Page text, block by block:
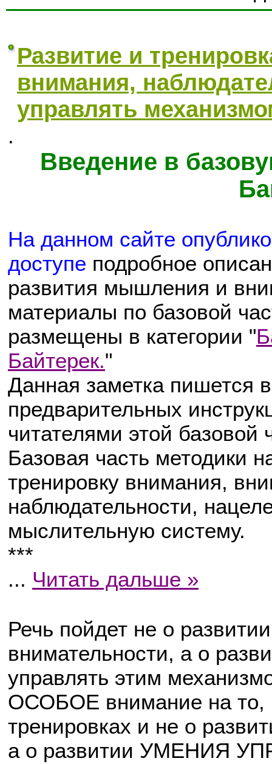
Развитие и
внимания,
управлять
.
Введение в
На данном сайте
доступе подробное
развития мышления и
материалы по базовой
размещены в категории "
Байтерек."
Данная заметка пишется
предварительных
читателями этой базовой
Базовая часть методики
тренировку внимания,
наблюдательности,
мыслительную систему.
***
... Читать дальше »
Речь пойдет не о
внимательности, а о
управлять этим
ОСОБОЕ внимание на то,
тренировках и не о
а о развитии УМЕНИЯ